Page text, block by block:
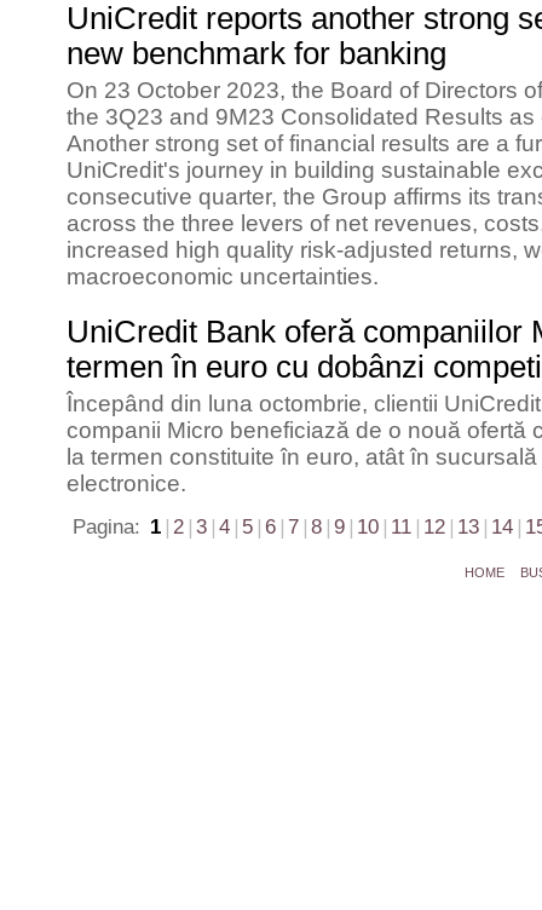
UniCredit reports another strong
new benchmark for banking
On 23 October 2023, the Board of Directors
the 3Q23 and 9M23 Consolidated Results
Another strong set of financial results are a
UniCredit's journey in building sustainable
consecutive quarter, the Group affirms its
across the three levers of net revenues,
increased high quality risk-adjusted returns,
macroeconomic uncertainties.
UniCredit Bank oferă companiilor
termen în euro cu dobânzi
Începând din luna octombrie, clientii
companii Micro beneficiază de o nouă ofertă
la termen constituite în euro, atât în
electronice.
Pagina: 1 | 2 | 3 | 4 | 5 | 6 | 7 | 8 | 9 | 10 | 11 | 12 | 13 | 14 |
HOME